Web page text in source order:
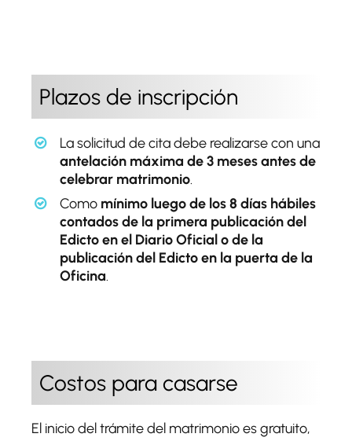
Plazos de inscripción
La solicitud de cita debe realizarse con una
antelación máxima de 3 meses antes de
celebrar matrimonio.
Como mínimo luego de los 8 días hábiles
contados de la primera publicación del
Edicto en el Diario Oficial o de la
publicación del Edicto en la puerta de la
Oficina.
Costos para casarse
El inicio del trámite del matrimonio es gratuito,